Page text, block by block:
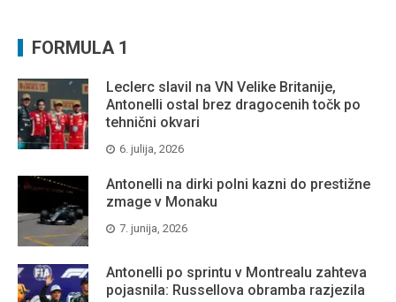
FORMULA 1
Leclerc slavil na VN Velike Britanije,
Antonelli ostal brez dragocenih točk po
tehnični okvari
6. julija, 2026
Antonelli na dirki polni kazni do prestižne
zmage v Monaku
7. junija, 2026
Antonelli po sprintu v Montrealu zahteva
pojasnila: Russellova obramba razjezila